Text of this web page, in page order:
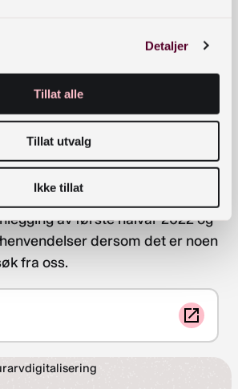
Detaljer
Tillat alle
Tillat utvalg
Ikke tillat
var i år i regi av
i Trondheim.
Foto 2021er et samarbeid
og Nasjonalbiblioteket.
av første halvår 2022 og
dersom det er noen
fra oss.